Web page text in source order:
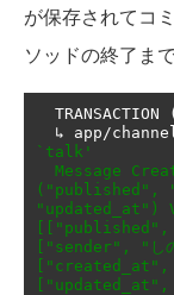
が保存されてコ
ソッドの終了ま
  TRANSACTION
(
↳ app /
`talk'
("published",
"updated_at")
[["published",
["sender", "し
["created_at",